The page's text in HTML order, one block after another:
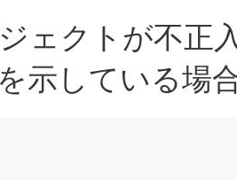
ェクトが不正
示している場